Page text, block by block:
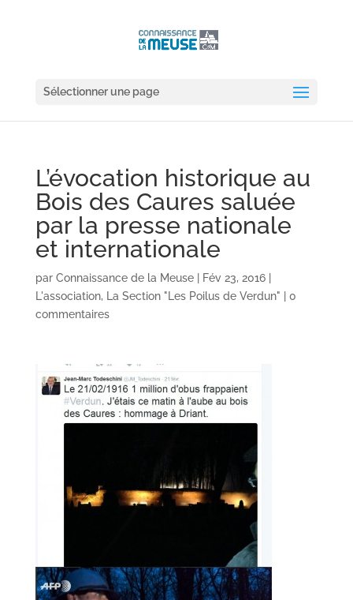
Sélectionner une page
L’évocation historique au
Bois des Caures saluée
par la presse nationale
et internationale
par Connaissance de la Meuse| Fév 23, 2016|
L'association, La Section "Les Poilus de Verdun"
0
commentaires